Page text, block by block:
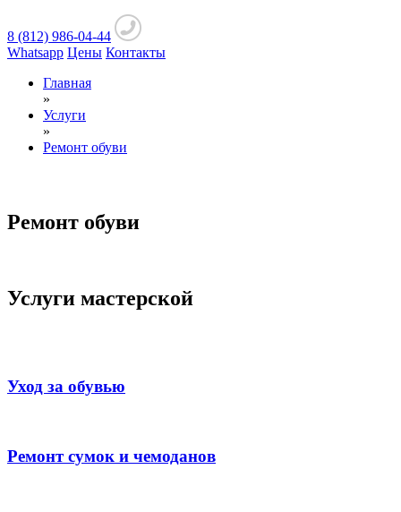
8 (812) 986-04-44
Whatsapp Цены Контакты
Главная
»
Услуги
»
Ремонт обуви
Ремонт обуви
Услуги мастерской
Уход за обувью
Ремонт сумок и чемоданов